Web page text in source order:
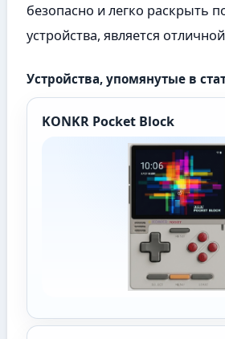
безопасно и легко раскрыть
устройства, является
Устройства, упомянутые в
KONKR Pocket Block